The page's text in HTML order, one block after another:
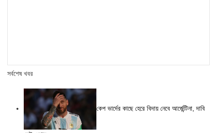
সর্বশেষ খবর
কেপ ভার্দের কাছে হেরে বিদায় নেবে আর্জেন্টিনা, দাবি